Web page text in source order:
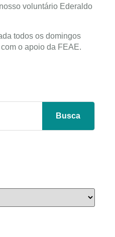
voluntário Ederaldo
todos os domingos
o apoio da FEAE.
Busca